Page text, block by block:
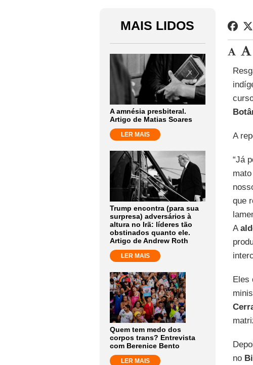
MAIS LIDOS
A amnésia presbiteral.
Artigo de Matias Soares
LER MAIS
Trump encontra (para sua
surpresa) adversários à
altura no Irã: líderes tão
obstinados quanto ele.
Artigo de Andrew Roth
LER MAIS
Quem tem medo dos
corpos trans? Entrevista
com Berenice Bento
LER MAIS
A
“Já
que
A
Eles
no